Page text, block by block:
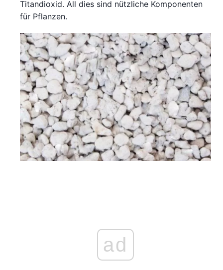
Titandioxid. All dies sind nützliche Komponenten
für Pflanzen.
ad